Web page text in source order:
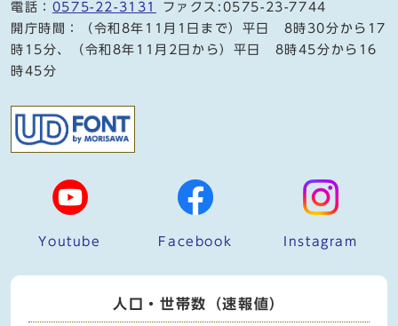
電話： 0575-22-3131
ファクス:0575-23-7744
開庁時間：（令和8年11月1日まで）平日 8時30分から17
時15分、（令和8年11月2日から）平日 8時45分から16
時45分
Youtube Facebook Instagram
人口・世帯数（速報値）